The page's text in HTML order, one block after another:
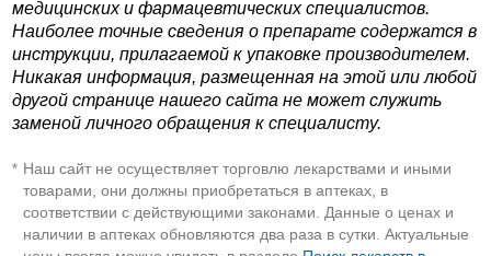
медицинских и фармацевтических специалистов.
Наиболее точные сведения о препарате содержатся в
инструкции, прилагаемой к упаковке производителем.
Никакая информация, размещенная на этой или любой
другой странице нашего сайта не может служить
заменой личного обращения к специалисту.
* Наш сайт не осуществляет торговлю лекарствами и иными
товарами, они должны приобретаться в аптеках, в
соответствии с действующими законами. Данные о ценах и
наличии в аптеках обновляются два раза в сутки. Актуальные